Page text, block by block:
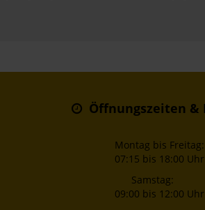
Öffnungszeiten &
Montag bis Freitag:
07:15 bis 18:00 Uhr
Samstag:
09:00 bis 12:00 Uhr